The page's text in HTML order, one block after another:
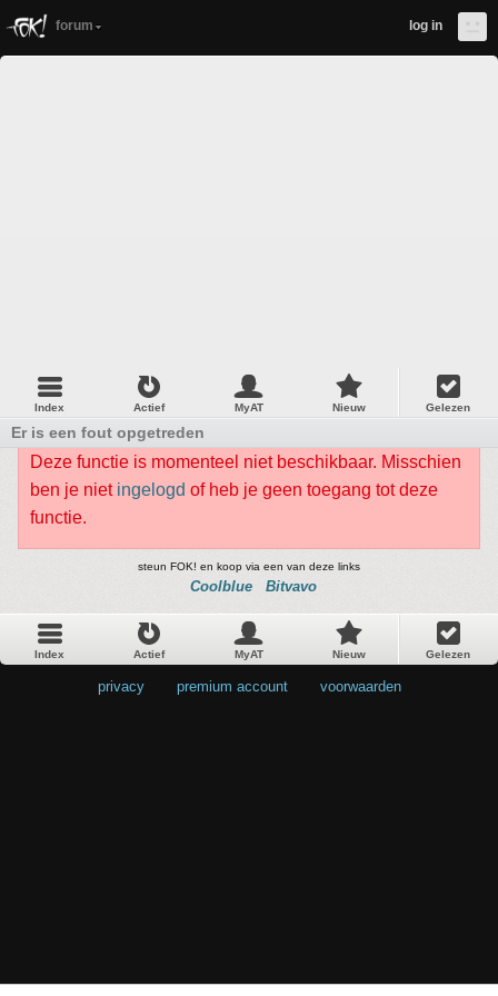
forum log in
Index Actief MyAT Nieuw Gelezen
Er is een fout opgetreden
Deze functie is momenteel niet beschikbaar. Misschien
ben je niet ingelogd of heb je geen toegang tot deze
functie.
steun FOK! en koop via een van deze links
Coolblue Bitvavo
Index Actief MyAT Nieuw Gelezen
privacy premium account voorwaarden